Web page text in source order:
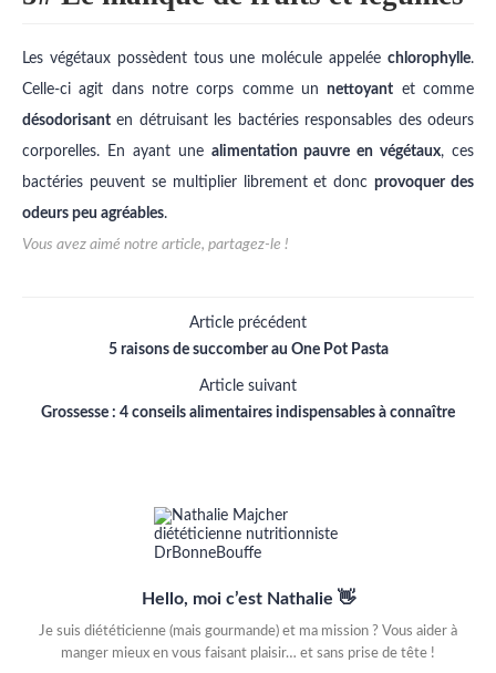
Les végétaux possèdent tous une molécule appelée chlorophylle.
Celle-ci agit dans notre corps comme unnettoyant et comme
désodorisant en détruisant les bactéries responsables des odeurs
corporelles. En ayant une alimentation pauvre en végétaux, ces
bactéries peuvent se multiplier librement et doncprovoquer des
odeurs peu agréables.
Vous avez aimé notre article, partagez-le !
Article précédent
5 raisons de succomber au One Pot Pasta
Article suivant
Grossesse : 4 conseils alimentaires indispensables à connaître
Hello, moi c’est Nathalie 👋
Je suis diététicienne (mais gourmande) et ma mission ? Vous aider à
manger mieux en vous faisant plaisir… et sans prise de tête !